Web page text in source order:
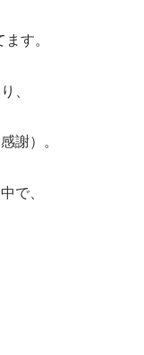
す。
、
謝）。
で、